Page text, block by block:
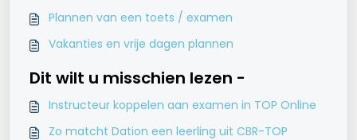
Plannen van een toets / examen
Vakanties en vrije dagen plannen
Dit wilt u misschien lezen -
Instructeur koppelen aan examen in TOP Online
Zo matcht Dation een leerling uit CBR-TOP